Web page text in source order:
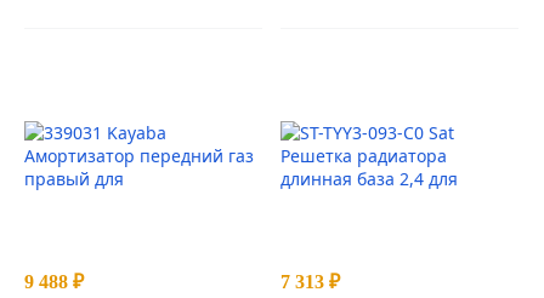
9 488 ₽ 7 313 ₽